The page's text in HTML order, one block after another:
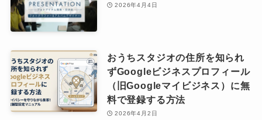
2026年4月4日
おうちスタジオの住所を知られ
ずGoogleビジネスプロフィール
（旧Googleマイビジネス）に無
料で登録する方法
2026年4月2日